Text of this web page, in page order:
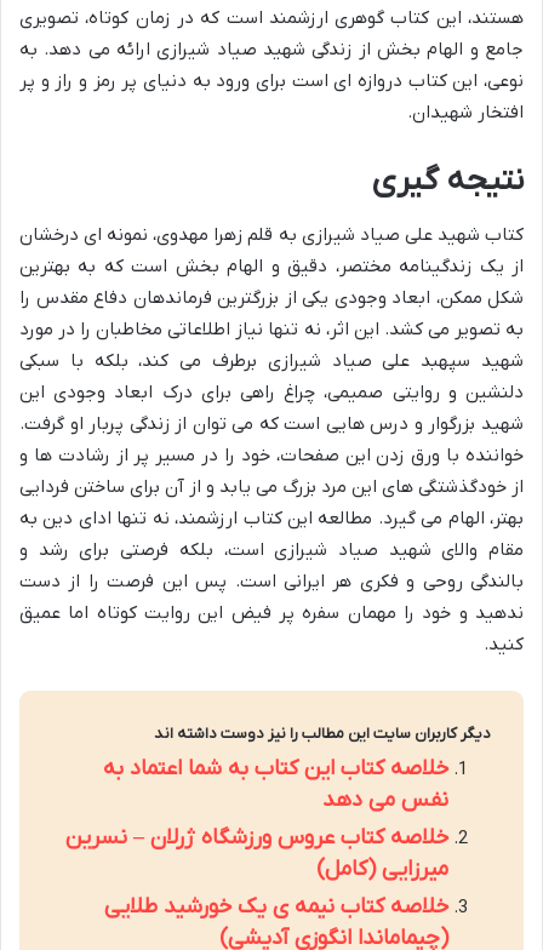
هستند، این کتاب گوهری ارزشمند است که در زمان کوتاه، تصویری
جامع و الهام بخش از زندگی شهید صیاد شیرازی ارائه می دهد. به
نوعی، این کتاب دروازه ای است برای ورود به دنیای پر رمز و راز و پر
افتخار شهیدان.
نتیجه گیری
کتاب شهید علی صیاد شیرازی به قلم زهرا مهدوی، نمونه ای درخشان
از یک زندگینامه مختصر، دقیق و الهام بخش است که به بهترین
شکل ممکن، ابعاد وجودی یکی از بزرگترین فرماندهان دفاع مقدس را
به تصویر می کشد. این اثر، نه تنها نیاز اطلاعاتی مخاطبان را در مورد
شهید سپهبد علی صیاد شیرازی برطرف می کند، بلکه با سبکی
دلنشین و روایتی صمیمی، چراغ راهی برای درک ابعاد وجودی این
شهید بزرگوار و درس هایی است که می توان از زندگی پربار او گرفت.
خواننده با ورق زدن این صفحات، خود را در مسیر پر از رشادت ها و
از خودگذشتگی های این مرد بزرگ می یابد و از آن برای ساختن فردایی
بهتر، الهام می گیرد. مطالعه این کتاب ارزشمند، نه تنها ادای دین به
مقام والای شهید صیاد شیرازی است، بلکه فرصتی برای رشد و
بالندگی روحی و فکری هر ایرانی است. پس این فرصت را از دست
ندهید و خود را مهمان سفره پر فیض این روایت کوتاه اما عمیق
کنید.
دیگر کاربران سایت این مطالب را نیز دوست داشته اند
خلاصه کتاب این کتاب به شما اعتماد به
نفس می دهد
خلاصه کتاب عروس ورزشگاه ژرلان – نسرین
میرزایی (کامل)
خلاصه کتاب نیمه ی یک خورشید طلایی
(چیماماندا انگوزی آدیشی)